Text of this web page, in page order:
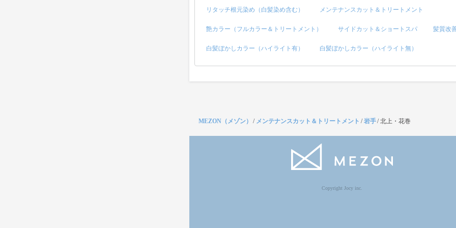
リタッチ根元染め（白髪染め含む） メンテナンスカット＆トリートメント
艶カラー（フルカラー＆トリートメント） サイドカット＆ショートスパ 髪質改
白髪ぼかしカラー（ハイライト有） 白髪ぼかしカラー（ハイライト無）
MEZON（メゾン） / メンテナンスカット＆トリートメント /岩手/北上・花巻
Copyright Jocy inc.